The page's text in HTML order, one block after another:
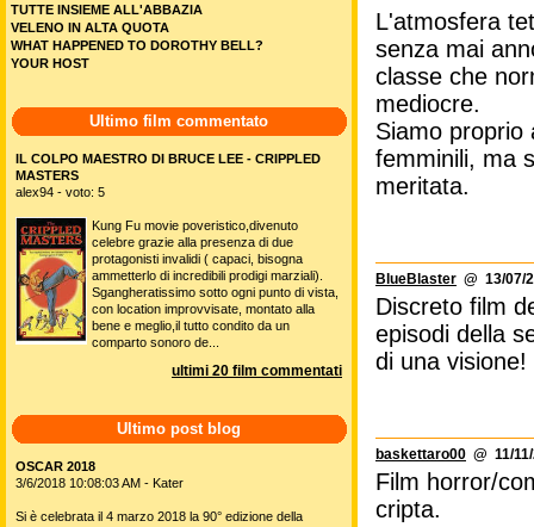
L'atmosfera
senza mai
classe che
mediocre.
Siamo
femminili, ma
meritata.
BlueBlaster @ 13/07/
Discreto film
episodi della
di una visione!
baskettaro00 @ 11/
Film horror/
cripta.
TUTTE INSIEME ALL'ABBAZIA
VELENO IN ALTA QUOTA
WHAT HAPPENED TO DOROTHY BELL?
YOUR HOST
Ultimo film commentato
IL COLPO MAESTRO DI BRUCE LEE - CRIPPLED
MASTERS
alex94 - voto: 5
Kung Fu movie poveristico,divenuto
celebre grazie alla presenza di due
protagonisti invalidi ( capaci, bisogna
ammetterlo di incredibili prodigi marziali).
Sgangheratissimo sotto ogni punto di vista,
con location improvvisate, montato alla
bene e meglio,il tutto condito da un
comparto sonoro de...
ultimi 20 film commentati
Ultimo post blog
OSCAR 2018
3/6/2018 10:08:03 AM - Kater
Si è celebrata il 4 marzo 2018 la 90° edizione della